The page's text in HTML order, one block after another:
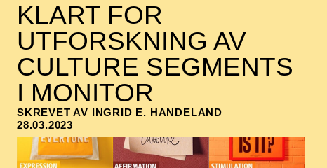
KLART FOR
UTFORSKNING AV
CULTURE SEGMENTS
I MONITOR
SKREVET AV INGRID E. HANDELAND
28.03.2023